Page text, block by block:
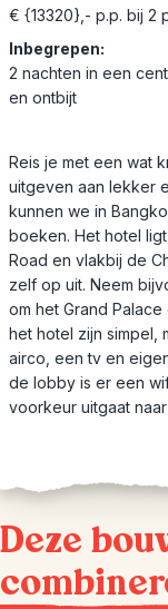
€ {13320},- p.p. bij 2
Inbegrepen:
2 nachten in een
en ontbijt
Reis je met een wat
uitgeven aan lekker
kunnen we in
boeken. Het hotel
Road en vlakbij de
zelf op uit. Neem
om het Grand
het hotel zijn simpel,
airco, een tv en
de lobby is er een
voorkeur uitgaat
Deze